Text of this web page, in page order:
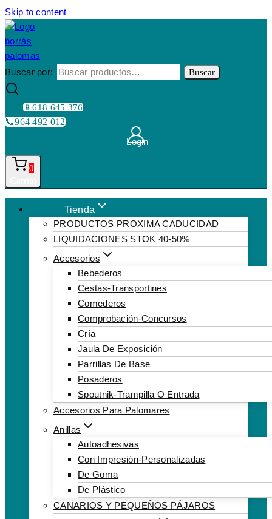
Skip to content
Buscar por: Buscar
📱618 645 376
📞964 492 012
Login
0
Tienda
PRODUCTOS PROXIMA CADUCIDAD
LIQUIDACIONES STOK 40-50%
Accesorios
Bebederos
Cestas-Transportines
Comederos
Comprobación-Concursos
Cría
Jaula De Exposición
Parrillas De Base
Posaderos
Spoutnik-Trampilla O Entrada
Accesorios Para Palomares
Anillas
Autoadhesivas
Con Impresión-Personalizadas
De Goma
De Plástico
CANARIOS Y PEQUEÑOS PÁJAROS